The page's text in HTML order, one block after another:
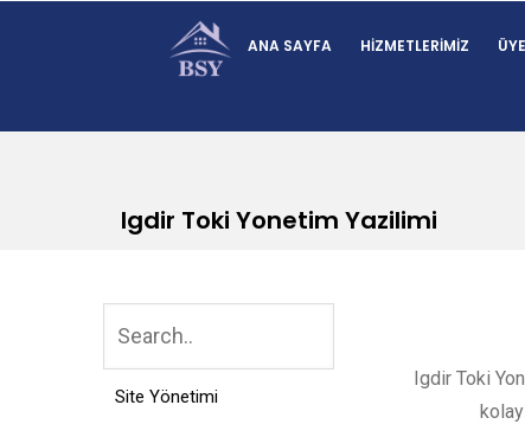
ANA SAYFA HIZMETLERIMIZ
Igdir Toki Yonetim Yazilimi
Site Yönetimi
Igdir Toki